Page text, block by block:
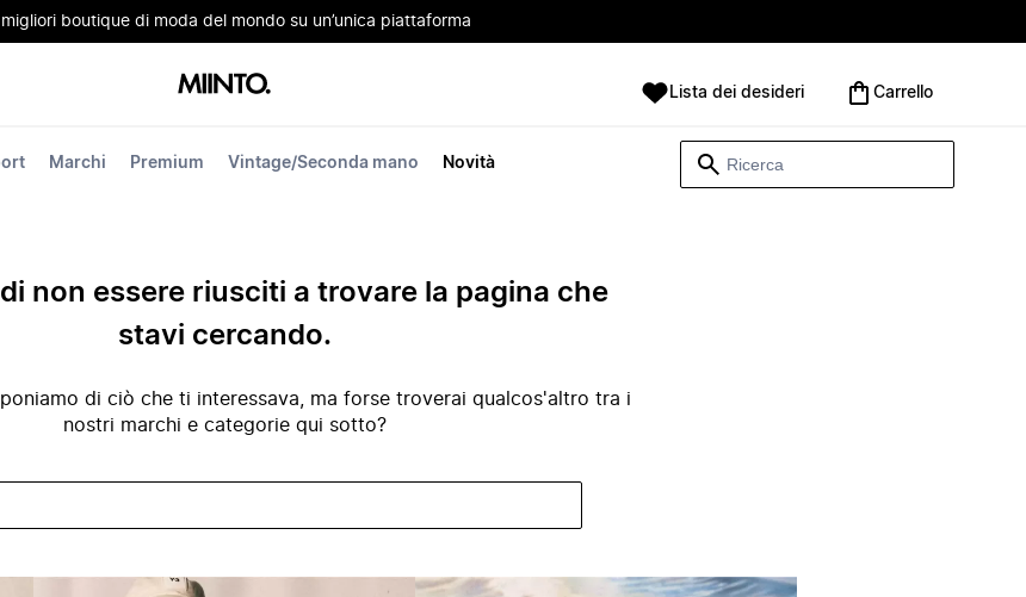
migliori boutique di moda del mondo su un’unica piattaforma
Marchi Premium Vintage/Seconda mano Novità
Lista dei desideri Carrello
non essere riusciti a trovare la pagina che
stavi cercando.
di ciò che ti interessava, ma forse troverai qualcos'altro tra i
nostri marchi e categorie qui sotto?